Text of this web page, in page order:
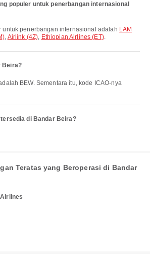
populer untuk penerbangan internasional
untuk penerbangan internasional adalah LAM
, Airlink (4Z), Ethiopian Airlines (ET).
Beira?
di Bandar Beira?
Teratas yang Beroperasi di Bandar